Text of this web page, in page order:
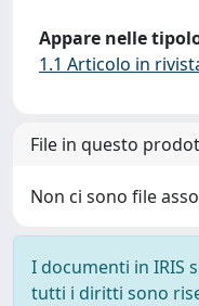
Appare nelle
1.1 Articolo in
File in questo
Non ci sono file
I documenti in IRIS
tutti i diritti sono